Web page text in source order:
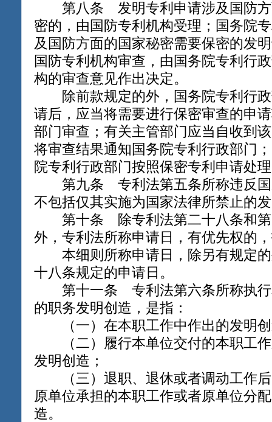
第八条 发明专利申请涉及国防方
密的，由国防专利机构受理；国务院
及国防方面的国家秘密需要保密的发
国防专利机构审查，由国务院专利行
构的审查意见作出决定。
除前款规定的外，国务院专利行政
请后，应当将需要进行保密审查的申
部门审查；有关主管部门应当自收到
将审查结果通知国务院专利行政部门
院专利行政部门按照保密专利申请处
第九条 专利法第五条所称违反国
不包括仅其实施为国家法律所禁止的
第十条 除专利法第二十八条和第
外，专利法所称申请日，有优先权的
本细则所称申请日，除另有规定的
十八条规定的申请日。
第十一条 专利法第六条所称执行
的职务发明创造，是指：
（一）在本职工作中作出的发明
（二）履行本单位交付的本职工作
发明创造；
（三）退职、退休或者调动工作后
原单位承担的本职工作或者原单位分
造。